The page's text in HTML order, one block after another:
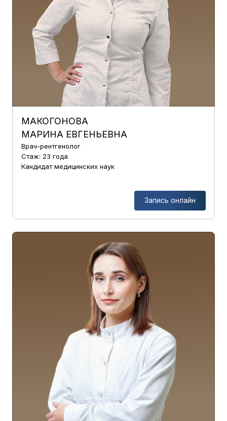
МАКОГОНОВА
МАРИНА ЕВГЕНЬЕВНА
Врач-рентгенолог
Стаж: 23 года
Кандидат медицинских наук
Запись онлайн